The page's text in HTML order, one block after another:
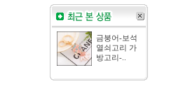
금붕어-보석
열쇠고리 가
방고리-..